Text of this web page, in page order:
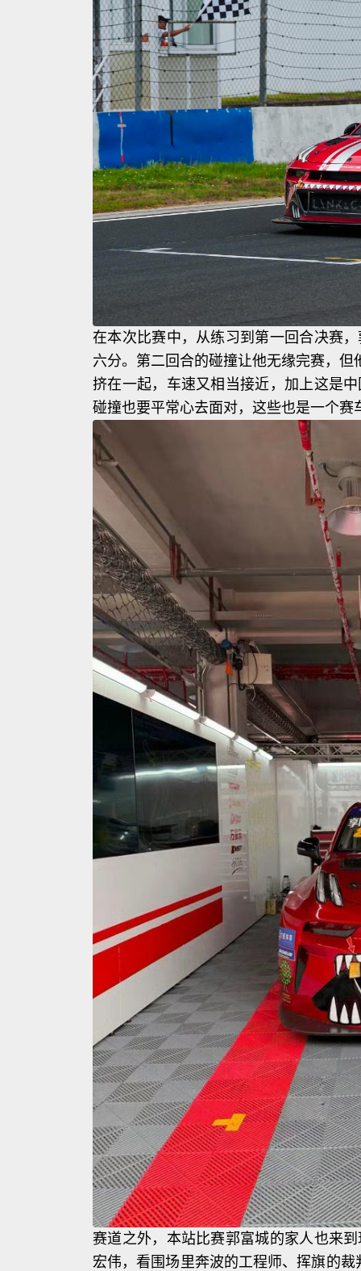
在本次比赛中，从练习到第一回合决赛
六分。第二回合的碰撞让他无缘完赛，
挤在一起，车速又相当接近，加上这是
碰撞也要平常心去面对，这些也是一个赛
赛道之外，本站比赛郭富城的家人也来
宏伟，看围场里奔波的工程师、挥旗的